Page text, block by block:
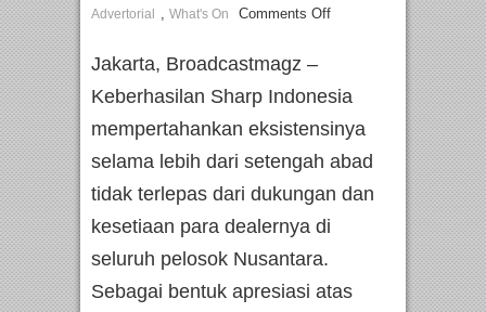
Advertorial
, What's On Comments Off
Jakarta, Broadcastmagz –
Keberhasilan Sharp Indonesia
mempertahankan eksistensinya
selama lebih dari setengah abad
tidak terlepas dari dukungan dan
kesetiaan para dealernya di
seluruh pelosok Nusantara.
Sebagai bentuk apresiasi atas